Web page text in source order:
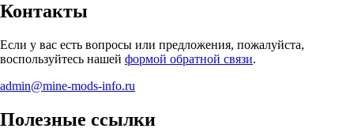
Контакты
Если у вас есть вопросы или предложения, пожалуйста,
воспользуйтесь нашей формой обратной связи.
admin@mine-mods-info.ru
Полезные ссылки